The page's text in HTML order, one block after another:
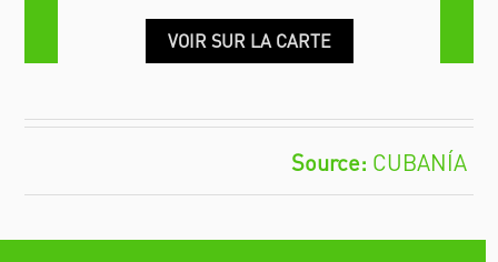
VOIR SUR LA CARTE
CUBANÍA